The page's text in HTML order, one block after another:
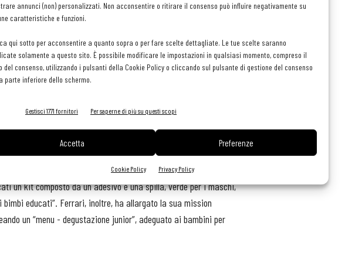
annunci (non) personalizzati. Non acconsentire o ritirare il consenso può influire negativamente su
caratteristiche e funzioni.
qui sotto per acconsentire a quanto sopra o per fare scelte dettagliate. Le tue scelte saranno
solamente a questo sito. È possibile modificare le impostazioni in qualsiasi momento, compreso il
del consenso, utilizzando i pulsanti della Cookie Policy o cliccando sul pulsante di gestione del consenso
parte inferiore dello schermo.
Gestisci 1771 fornitori Per saperne di più su questi scopi
Accetta Preferenze
Cookie Policy Privacy Policy
Dopo avere sperimentato varie visite di famiglie del
genere “genitori disinteressati ai loro bambini indiavolati”,
deve aver fatto quando ha visto entrare nel suo locale quattro
il miracolo: i piccoli sono rimasti seduti ai loro posti, impegnati a
di 262 euro, cifra raggiunta grazie al consumo di specialità
di inserire nello scontrino lo
dei coperti.
Ferrari ha deciso trasformato l’esperimento in regola e ha istituito
di tutti i genitori meritevoli. L’oste-pedagogista ha anche deciso
un kit composto da un adesivo e una spilla, verde per i maschi,
educati”. Ferrari, inoltre, ha allargato la sua mission
un “menu - degustazione junior”, adeguato ai bambini per